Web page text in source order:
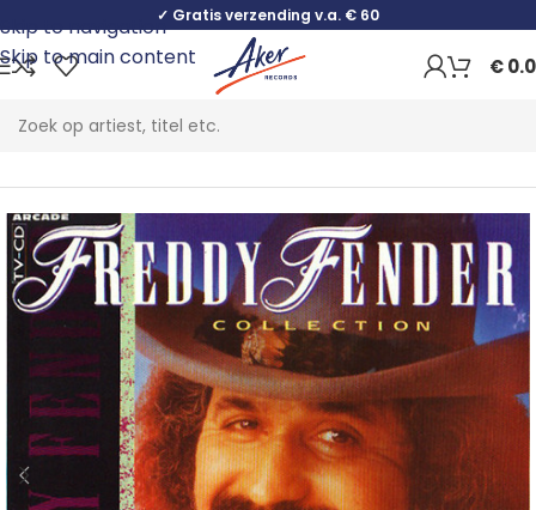
Skip to navigation
Skip to main content
✓ Gratis verzending v.a. € 60
€
Home Folk, World & Country